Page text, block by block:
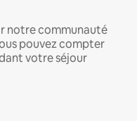
notre communauté
pouvez compter
votre séjour